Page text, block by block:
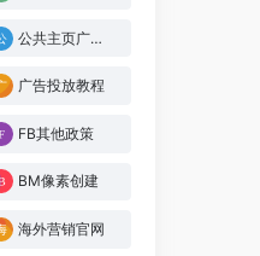
公共主页广告帖子
广告投放教程
FB其他政策
BM像素创建
海外营销官网